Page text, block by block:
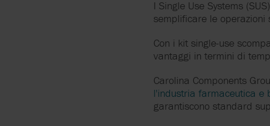
ALMATEC
APV
BLACKMER
BLUE-WHITE
UNITÀ OPERATIVA DI
I Single Use Systems
semplificare le operazioni
Con i kit single-use
vantaggi in termini di
Carolina Components
l'industria farmaceutica e
garantiscono standard